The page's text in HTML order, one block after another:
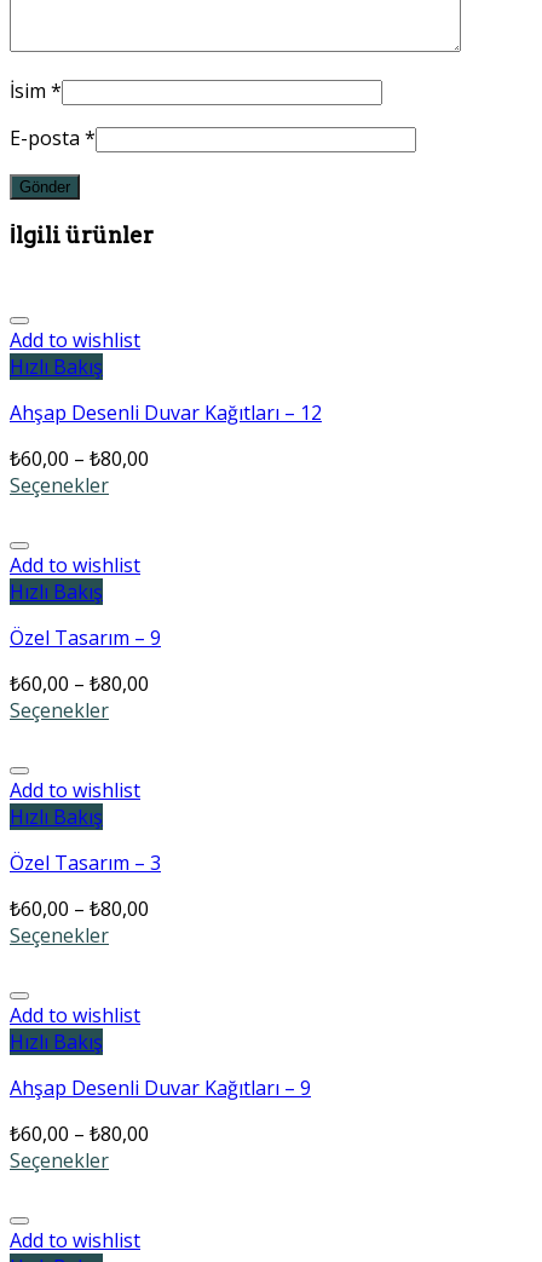
İsim *
E-posta *
İlgili ürünler
Add to wishlist
Hızlı Bakış
Ahşap Desenli Duvar Kağıtları – 12
₺60,00 – ₺80,00
Seçenekler
Add to wishlist
Hızlı Bakış
Özel Tasarım – 9
₺60,00 – ₺80,00
Seçenekler
Add to wishlist
Hızlı Bakış
Özel Tasarım – 3
₺60,00 – ₺80,00
Seçenekler
Add to wishlist
Hızlı Bakış
Ahşap Desenli Duvar Kağıtları – 9
₺60,00 – ₺80,00
Seçenekler
Add to wishlist